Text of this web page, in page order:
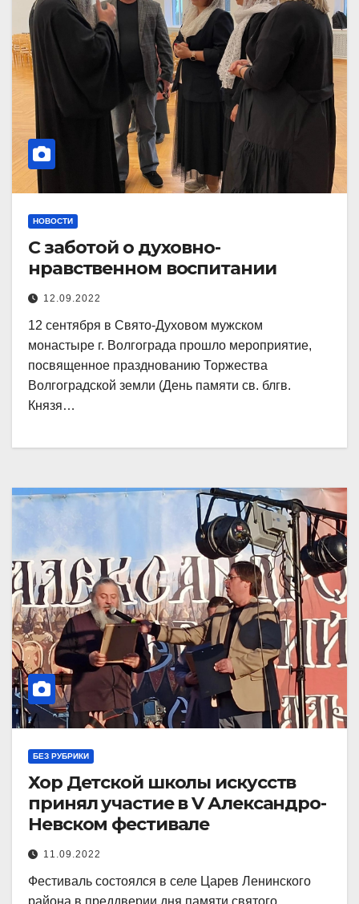
НОВОСТИ
С заботой о духовно-
нравственном воспитании
12.09.2022
12 сентября в Свято-Духовом мужском
монастыре г. Волгограда прошло мероприятие,
посвященное празднованию Торжества
Волгоградской земли (День памяти св. блгв.
Князя…
БЕЗ РУБРИКИ
Хор Детской школы искусств
принял участие в V Александро-
Невском фестивале
11.09.2022
Фестиваль состоялся в селе Царев Ленинского
района в преддверии дня памяти святого